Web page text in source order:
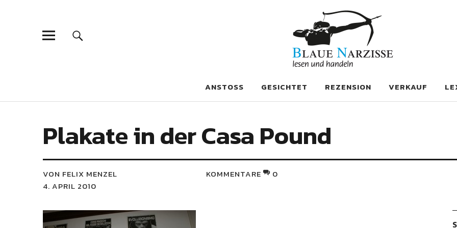
Blaue Narzisse
ANSTOSS GESICHTET REZENSION VERKAUF
Plakate in der Casa Pound
VON FELIX MENZEL
4. APRIL 2010
KOMMENTARE 0